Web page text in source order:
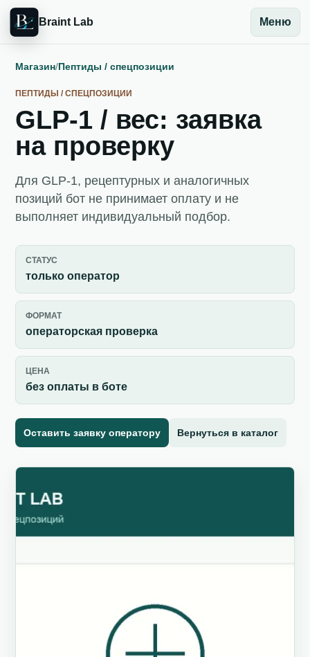
Braint Lab Меню
Магазин/Пептиды / спецпозиции
ПЕПТИДЫ / СПЕЦПОЗИЦИИ
GLP-1 / вес: заявка
на проверку
Для GLP-1, рецептурных и аналогичных
позиций бот не принимает оплату и не
выполняет индивидуальный подбор.
СТАТУС
только оператор
ФОРМАТ
операторская проверка
ЦЕНА
без оплаты в боте
Оставить заявку оператору Вернуться в каталог